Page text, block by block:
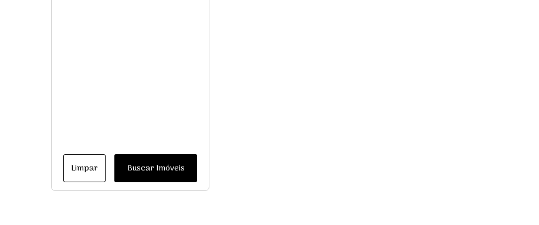
Limpar Buscar Imóveis